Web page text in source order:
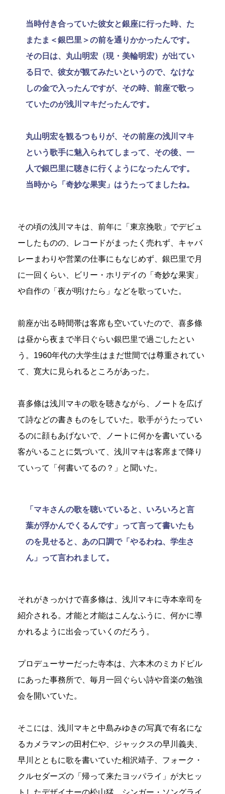
当時付き合っていた彼女と銀座に行った時、た
またま＜銀巴里＞の前を通りかかったんです。
その日は、丸山明宏（現・美輪明宏）が出てい
る日で、彼女が観てみたいというので、なけな
しの金で入ったんですが、その時、前座で歌っ
ていたのが浅川マキだったんです。
丸山明宏を観るつもりが、その前座の浅川マキ
という歌手に魅入られてしまって、その後、一
人で銀巴里に聴きに行くようになったんです。
当時から「奇妙な果実」はうたってましたね。
その頃の浅川マキは、前年に「東京挽歌」でデビュ
ーしたものの、レコードがまったく売れず、キャバ
レーまわりや営業の仕事にもなじめず、銀巴里で月
に一回くらい、ビリー・ホリデイの「奇妙な果実」
や自作の「夜が明けたら」などを歌っていた。
前座が出る時間帯は客席も空いていたので、喜多條
は昼から夜まで半日ぐらい銀巴里で過ごしたとい
う。1960年代の大学生はまだ世間では尊重されてい
て、寛大に見られるところがあった。
喜多條は浅川マキの歌を聴きながら、ノートを広げ
て詩などの書きものをしていた。歌手がうたってい
るのに顔もあげないで、ノートに何かを書いている
客がいることに気づいて、浅川マキは客席まで降り
ていって「何書いてるの？」と聞いた。
「マキさんの歌を聴いていると、いろいろと言
葉が浮かんでくるんです」って言って書いたも
のを見せると、あの口調で「やるわね、学生さ
ん」って言われまして。
それがきっかけで喜多條は、浅川マキに寺本幸司を
紹介される。才能と才能はこんなふうに、何かに導
かれるように出会っていくのだろう。
プロデューサーだった寺本は、六本木のミカドビル
にあった事務所で、毎月一回ぐらい詩や音楽の勉強
会を開いていた。
そこには、浅川マキと中島みゆきの写真で有名にな
るカメラマンの田村仁や、ジャックスの早川義夫、
早川とともに歌を書いていた相沢靖子、フォーク・
クルセダーズの「帰って来たヨッパライ」が大ヒッ
トしたデザイナーの松山猛、シンガー・ソングライ